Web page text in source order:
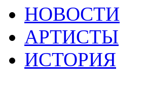
НОВОСТИ
АРТИСТЫ
ИСТОРИЯ